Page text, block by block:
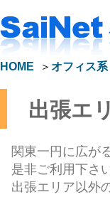
HOME オフィス
出張エ
関東一円に広が
是非ご利用下さい
出張エリア以外